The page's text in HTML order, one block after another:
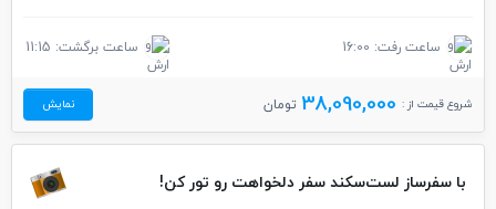
ساعت رفت: 16:00 ساعت برگشت: 11:15
شروع قیمت از : 38,090,000 تومان نمایش
با سفرساز لست‌سکند سفر دلخواهت رو تور کن!